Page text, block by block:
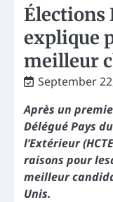
Élections
explique
meilleur
September
Après un
Délégué Pays
l’Extérieur
raisons pour
meilleur
Unis.